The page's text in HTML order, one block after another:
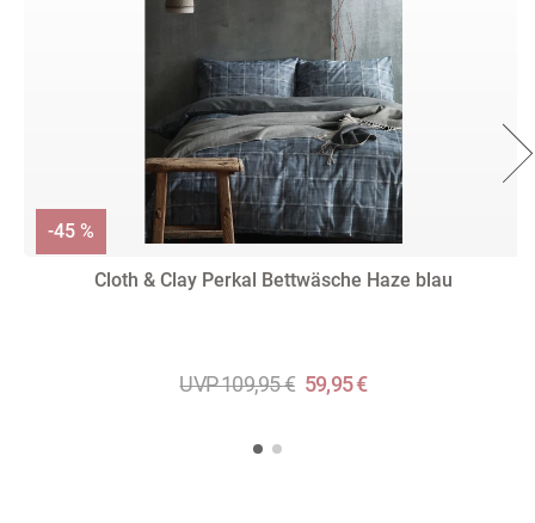
Cloth & Clay Perkal Bettwäsche Haze blau
UVP 109,95 € 59,95 €
-45 %